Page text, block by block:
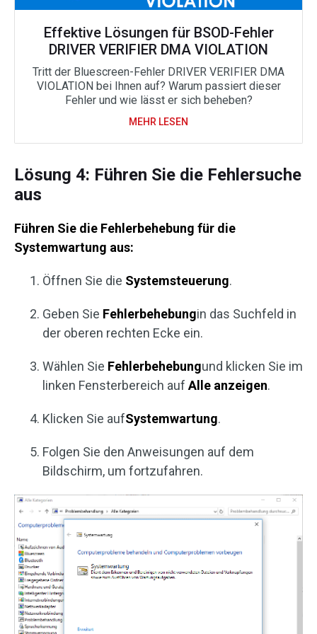
Effektive Lösungen für BSOD-Fehler
DRIVER VERIFIER DMA VIOLATION
Tritt der Bluescreen-Fehler DRIVER VERIFIER DMA
VIOLATION bei Ihnen auf? Warum passiert dieser
Fehler und wie lässt er sich beheben?
MEHR LESEN
Lösung 4: Führen Sie die Fehlersuche
aus
Führen Sie die Fehlerbehebung für die
Systemwartung aus:
Öffnen Sie die Systemsteuerung.
Geben Sie Fehlerbehebungin das Suchfeld in
der oberen rechten Ecke ein.
Wählen Sie Fehlerbehebungund klicken Sie im
linken Fensterbereich aufAlle anzeigen.
Klicken Sie aufSystemwartung.
Folgen Sie den Anweisungen auf dem
Bildschirm, um fortzufahren.